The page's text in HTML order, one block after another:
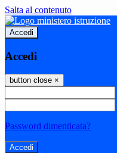
Salta al contenuto
Accedi
Accedi
button close ×
Password dimenticata?